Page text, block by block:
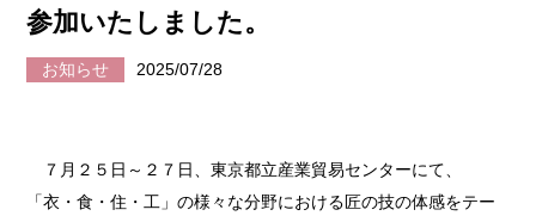
参加いたしました。
お知らせ 2025/07/28
７月２５日～２７日、東京都立産業貿易センターにて、
「衣・食・住・工」の様々な分野における匠の技の体感をテー